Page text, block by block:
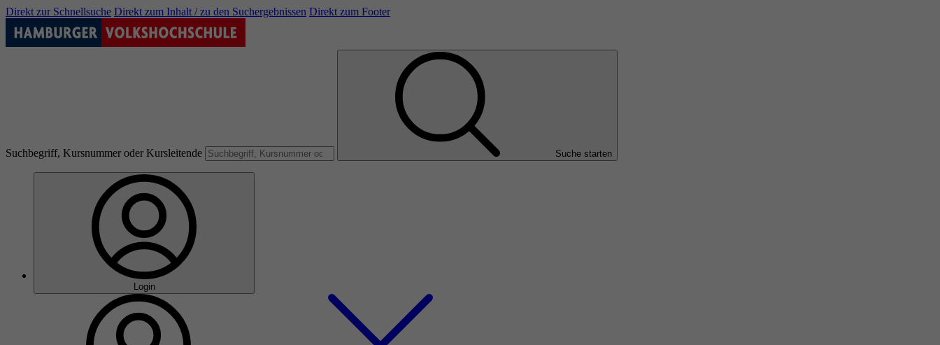
Direkt zur Schnellsuche Direkt zum Inhalt / zu den Suchergebnissen Direkt zum Footer
Suchbegriff, Kursnummer oder Kursleitende Suche starten
Login